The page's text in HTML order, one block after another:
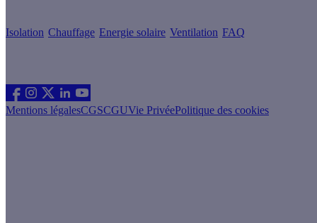
Isolation Chauffage Energie solaire Ventilation FAQ
Mentions légalesCGSCGUVie PrivéePolitique des cookies